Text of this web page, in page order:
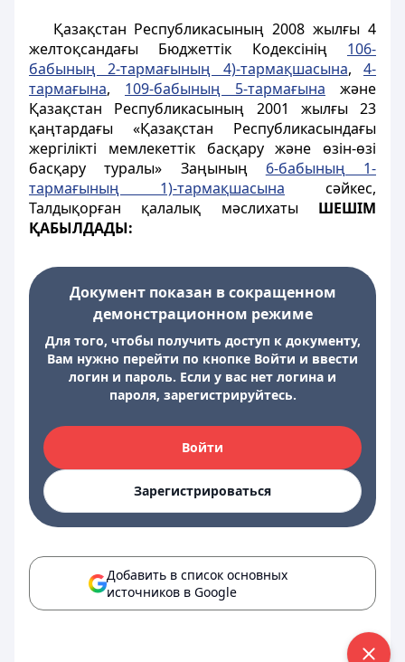
Қазақстан Республикасының 2008 жылғы 4
желтоқсандағы Бюджеттік Кодексінің 106-
бабының 2-тармағының 4)-тармақшасына,4-
тармағына, 109-бабының 5-тармағына және
Қазақстан Республикасының 2001 жылғы 23
қаңтардағы «Қазақстан Республикасындағы
жергілікті мемлекеттік басқару және өзін-өзі
басқару туралы» Заңының 6-бабының 1-
тармағының 1)-тармақшасына сәйкес,
Талдықорған қалалық мәслихаты ШЕШІМ
ҚАБЫЛДАДЫ:
Документ показан в сокращенном
демонстрационном режиме
Для того, чтобы получить доступ к документу,
Вам нужно перейти по кнопке Войти и ввести
логин и пароль. Если у вас нет логина и
пароля, зарегистрируйтесь.
Войти
Зарегистрироваться
Добавить в список основных
источников в Google